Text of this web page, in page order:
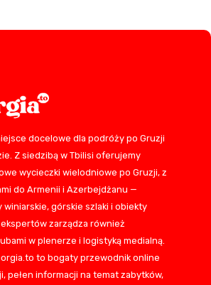
docelowe dla podróży po Gruzji
Z siedzibą w Tbilisi oferujemy
wycieczki wielodniowe po Gruzji, z
do Armenii i Azerbejdżanu —
górskie szlaki i obiekty
ekspertów zarządza również
w plenerze i logistyką medialną.
to bogaty przewodnik online
pełen informacji na temat zabytków,